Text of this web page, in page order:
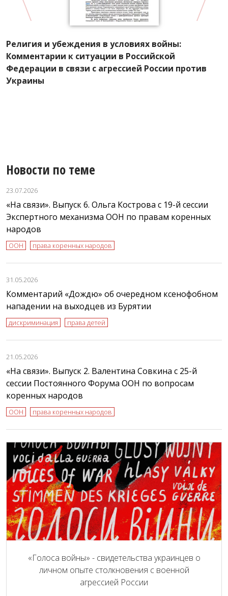
Религия и убеждения в условиях войны:
Комментарии к ситуации в Российской
Федерации в связи с агрессией России против
Украины
Новости по теме
23.07.2026
«На связи». Выпуск 6. Ольга Кострова с 19-й сессии
Экспертного механизма ООН по правам коренных
народов
ООН права коренных народов
31.05.2026
Комментарий «Дождю» об очередном ксенофобном
нападении на выходцев из Бурятии
дискриминация права детей
21.05.2026
«На связи». Выпуск 2. Валентина Совкина с 25-й
сессии Постоянного Форума ООН по вопросам
коренных народов
ООН права коренных народов
«Голоса войны» - свидетельства украинцев о
личном опыте столкновения с военной
агрессией России